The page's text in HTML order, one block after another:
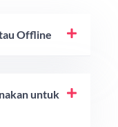
Offline
untuk